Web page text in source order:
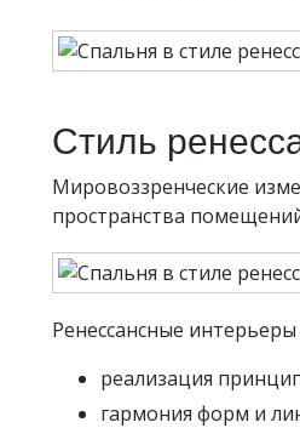
Стиль
Мировоззренческие
пространства
Ренессансные
реализация
гармония форм и